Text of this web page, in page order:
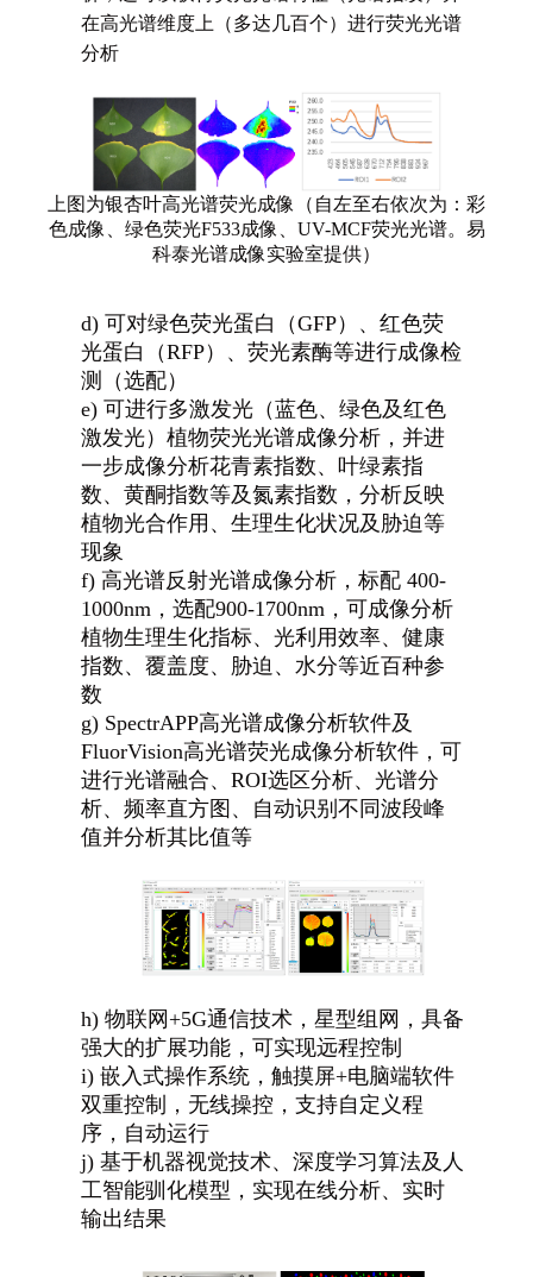
在高光谱维度上（多达几百个）进行荧光光谱
分析
上图为银杏叶高光谱荧光成像（自左至右依次为：彩
色成像、绿色荧光F533成像、UV-MCF荧光光谱。易
科泰光谱成像实验室提供）
d) 可对绿色荧光蛋白（GFP）、红色荧
光蛋白（RFP）、荧光素酶等进行成像检
测（选配）
e) 可进行多激发光（蓝色、绿色及红色
激发光）植物荧光光谱成像分析，并进
一步成像分析花青素指数、叶绿素指
数、黄酮指数等及氮素指数，分析反映
植物光合作用、生理生化状况及胁迫等
现象
f) 高光谱反射光谱成像分析，标配 400-
1000nm，选配900-1700nm，可成像分析
植物生理生化指标、光利用效率、健康
指数、覆盖度、胁迫、水分等近百种参
数
g) SpectrAPP高光谱成像分析软件及
FluorVision高光谱荧光成像分析软件，可
进行光谱融合、ROI选区分析、光谱分
析、频率直方图、自动识别不同波段峰
值并分析其比值等
h) 物联网+5G通信技术，星型组网，具备
强大的扩展功能，可实现远程控制
i) 嵌入式操作系统，触摸屏+电脑端软件
双重控制，无线操控，支持自定义程
序，自动运行
j) 基于机器视觉技术、深度学习算法及人
工智能驯化模型，实现在线分析、实时
输出结果